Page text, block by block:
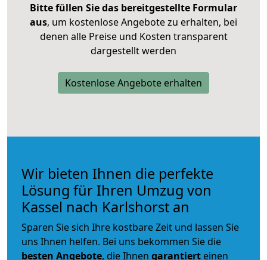
Bitte füllen Sie das bereitgestellte Formular
aus, um kostenlose Angebote zu erhalten, bei
denen alle Preise und Kosten transparent
dargestellt werden
Kostenlose Angebote erhalten
Wir bieten Ihnen die perfekte
Lösung für Ihren Umzug von
Kassel nach Karlshorst an
Sparen Sie sich Ihre kostbare Zeit und lassen Sie
uns Ihnen helfen. Bei uns bekommen Sie die
besten Angebote, die Ihnen garantiert einen